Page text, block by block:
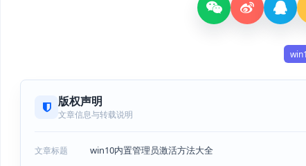
版权声明
文章信息与转载说明
文章标题 win10内置管理员激活方法大全